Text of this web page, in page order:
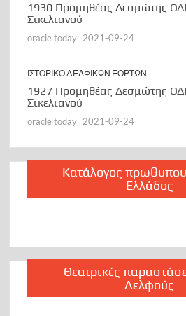
1930 Προμηθέας Δεσμώτης
Σικελιανού
oracle today 2021-09-24
ΙΣΤΟΡΙΚΟ ΔΕΛΦΙΚΩΝ ΕΟΡΤΩΝ
1927 Προμηθέας Δεσμώτης
Σικελιανού
oracle today 2021-09-24
Κατάλογος
Ελλάδος
Θεατρικές
Δελφούς